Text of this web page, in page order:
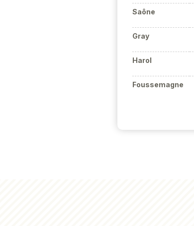
Saône
Gray
Harol
Foussemagne